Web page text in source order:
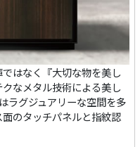
はなく『大切な物を美し
なメタル技術による美し
ラグジュアリーな空間を多
のタッチパネルと指紋認